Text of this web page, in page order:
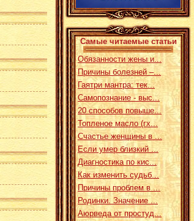
Самые читаемые статьи
Обязанности жены и...
Причины болезней –...
Гаятри мантра: тек...
Самопознание - выс...
20 способов повыше...
Топленое масло (гх...
Счастье женщины в ...
Если умер близкий ...
Диагностика по кис...
Как изменить судьб...
Причины проблем в ...
Родинки. Значение ...
Аюрведа от простуд...